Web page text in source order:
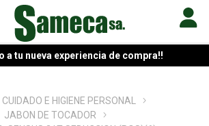
a tu nueva experiencia de compra!!
CUIDADO E HIGIENE PERSONAL
JABON DE TOCADOR